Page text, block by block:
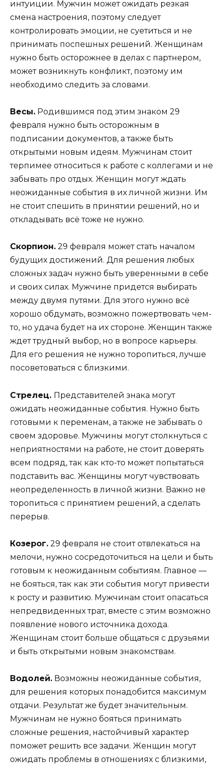
интуиции. Мужчин может ожидать резкая
смена настроения, поэтому следует
контролировать эмоции, не суетиться и не
принимать поспешных решений. Женщинам
нужно быть осторожнее в делах с партнером,
может возникнуть конфликт, поэтому им
необходимо следить за словами.
Весы. Родившимся под этим знаком 29
февраля нужно быть осторожным в
подписании документов, а также быть
открытыми новым идеям. Мужчинам стоит
терпимее относиться к работе с коллегами и не
забывать про отдых. Женщин могут ждать
неожиданные события в их личной жизни. Им
не стоит спешить в принятии решений, но и
откладывать всё тоже не нужно.
Скорпион. 29 февраля может стать началом
будущих достижений. Для решения любых
сложных задач нужно быть уверенными в себе
и своих силах. Мужчине придется выбирать
между двумя путями. Для этого нужно всё
хорошо обдумать, возможно пожертвовать чем-
то, но удача будет на их стороне. Женщин также
ждет трудный выбор, но в вопросе карьеры.
Для его решения не нужно торопиться, лучше
посоветоваться с близкими.
Стрелец. Представителей знака могут
ожидать неожиданные события. Нужно быть
готовыми к переменам, а также не забывать о
своем здоровье. Мужчины могут столкнуться с
неприятностями на работе, не стоит доверять
всем подряд, так как кто-то может попытаться
подставить вас. Женщины могут чувствовать
неопределенность в личной жизни. Важно не
торопиться с принятием решений, а сделать
перерыв.
Козерог. 29 февраля не стоит отвлекаться на
мелочи, нужно сосредоточиться на цели и быть
готовым к неожиданным событиям. Главное —
не бояться, так как эти события могут привести
к росту и развитию. Мужчинам стоит опасаться
непредвиденных трат, вместе с этим возможно
появление нового источника дохода.
Женщинам стоит больше общаться с друзьями
и быть открытыми новым знакомствам.
Водолей. Возможны неожиданные события,
для решения которых понадобится максимум
отдачи. Результат же будет значительным.
Мужчинам не нужно бояться принимать
сложные решения, настойчивый характер
поможет решить все задачи. Женщин могут
ожидать проблемы в отношениях с близкими,